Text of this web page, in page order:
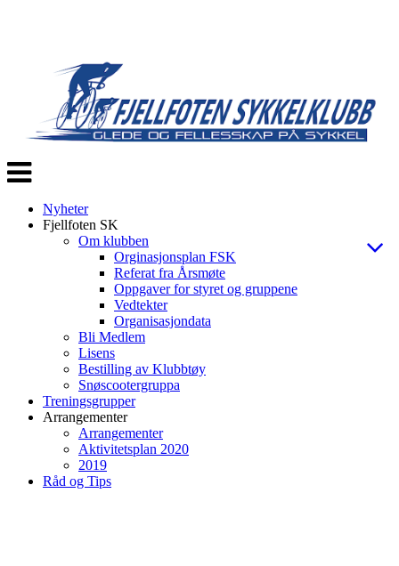
Veksle
navigasjon
Nyheter
Fjellfoten SK
Om klubben
Orginasjonsplan FSK
Referat fra Årsmøte
Oppgaver for styret og gruppene
Vedtekter
Organisasjondata
Bli Medlem
Lisens
Bestilling av Klubbtøy
Snøscootergruppa
Treningsgrupper
Arrangementer
Arrangementer
Aktivitetsplan 2020
2019
Råd og Tips